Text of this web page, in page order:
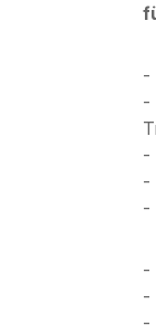
-
-
-
-
-
-
-
-